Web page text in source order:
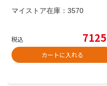
マイストア在庫： 3570
税込 7125
カートに入れる